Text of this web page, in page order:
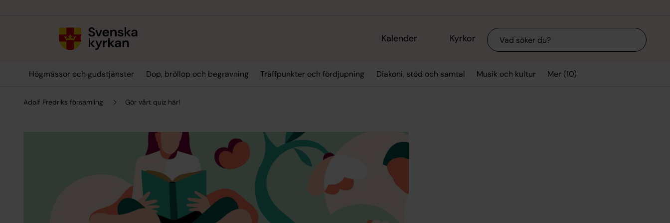
Kalender Kyrkor Sök
Högmässor och gudstjänster Dop, bröllop och begravning Träffpunkter och fördjupning Diakoni, stöd och samtal Musik och kultur Mer (10)
Adolf Fredriks församling Gör vårt quiz här!